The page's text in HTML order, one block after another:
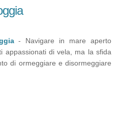
- Navigare in mare aperto
appassionati di vela, ma la sfida
di ormeggiare e disormeggiare